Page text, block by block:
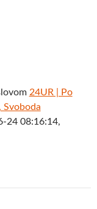
24UR | Po
Svoboda
24 08:16:14,